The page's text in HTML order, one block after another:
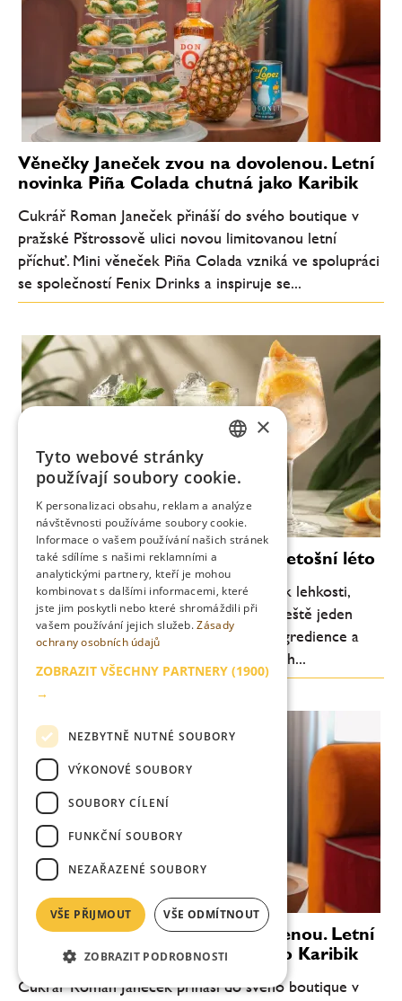
Věnečky Janeček zvou na dovolenou. Letní
novinka Piña Colada chutná jako Karibik
Cukrář Roman Janeček přináší do svého boutique v
pražské Pštrossově ulici novou limitovanou letní
příchuť. Mini věneček Piña Colada vzniká ve spolupráci
se společností Fenix Drinks a inspiruje se...
Moderní koktejly, které definují letošní léto
Letní barová scéna se každoročně vrací k lehkosti,
svěžesti a pitelnosti. Letos je ale patrný ještě jeden
posun: důraz na jednoduchost, kvalitní ingredience a
chuťovou čitelnost. Méně komplikovaných...
Věnečky Janeček zvou na dovolenou. Letní
novinka Piña Colada chutná jako Karibik
Cukrář Roman Janeček přináší do svého boutique v
ENGLISH
×
Tyto webové stránky
používají soubory cookie.
K personalizaci obsahu, reklam a analýze
návštěvnosti používáme soubory cookie.
Informace o vašem používání našich stránek
také sdílíme s našimi reklamními a
analytickými partnery, kteří je mohou
kombinovat s dalšími informacemi, které
jste jim poskytli nebo které shromáždili při
vašem používání jejich služeb.Zásady
ochrany osobních údajů
ZOBRAZIT VŠECHNY PARTNERY (1900)
→
NEZBYTNĚ NUTNÉ SOUBORY
VÝKONOVÉ SOUBORY
SOUBORY CÍLENÍ
FUNKČNÍ SOUBORY
NEZAŘAZENÉ SOUBORY
VŠE PŘIJMOUT VŠE ODMÍTNOUT
ZOBRAZIT PODROBNOSTI